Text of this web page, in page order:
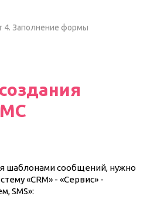
4. Заполнение формы
шаблонами сообщений, нужно
«CRM» - «Сервис» -
SMS»: